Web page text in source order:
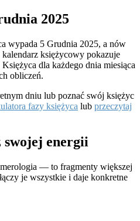
2025
wypada 5 Grudnia 2025, a nów
księżycowy pokazuje
dla każdego dnia miesiąca
obliczeń.
dniu lub poznać swój księżyc
fazy księżyca lub przeczytaj
swojej energii
— to fragmenty większej
je wszystkie i daje konkretne